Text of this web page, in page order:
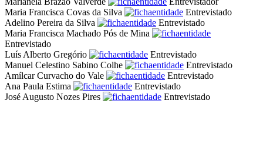
Maria Francisca Covas da Silva
Entrevistado
Adelino Pereira da Silva
Entrevistado
Maria Francisca Machado Pós de Mina
Entrevistado
Luís Alberto Gregório
Entrevistado
Manuel Celestino Sabino Colhe
Entrevistado
Amílcar Curvacho do Vale
Entrevistado
Ana Paula Estima
Entrevistado
José Augusto Nozes Pires
Entrevistado